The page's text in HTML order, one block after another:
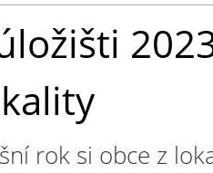
rok si obce z